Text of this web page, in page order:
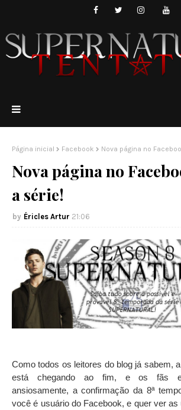
Página inicial Facebook Nova página no
Nova página no
a série!
Éricles Artur 21:06
Como todos os leitores do blog já sabem,
está chegando ao fim, e os fãs
ansiosamente, a confirmação da 8ª
você é usuário do Facebook, e quer ver